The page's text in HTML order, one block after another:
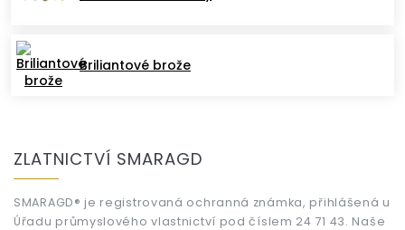
Briliantové brože
ZLATNICTVÍ SMARAGD
SMARAGD® je registrovaná ochranná známka, přihlášená u
Úřadu průmyslového vlastnictví pod číslem 24 71 43. Naše